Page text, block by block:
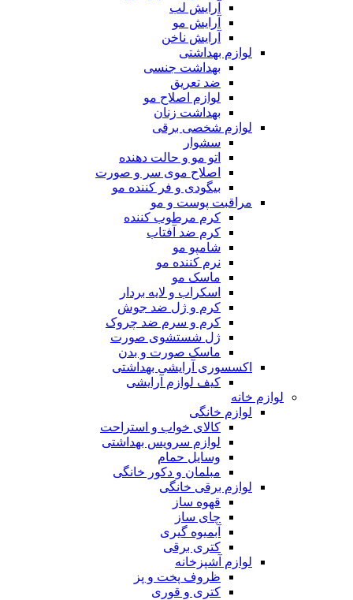
آرایش لب
آرایش مو
آرایش ناخن
لوازم بهداشتی
بهداشت جنسی
ضد تعریق
لوازم اصلاح مو
بهداشت زنان
لوازم شخصی برقی
سشوار
اتو مو و حالت دهنده
اصلاح موی سر و صورت
بیگودی و فر کننده مو
مراقبت پوست و مو
کرم مرطوب کننده
کرم ضد آفتاب
شامپو مو
نرم کننده مو
ماسک مو
اسکراب و لایه بردار
کرم و ژل ضد جوش
کرم و سرم ضد چروک
ژل شستشوی صورت
ماسک صورت و بدن
اکسسوری آرایشی بهداشتی
کیف لوازم آرایشی
لوازم خانه
لوازم خانگی
کالای خواب و استراحت
لوازم سرویس بهداشتی
وسایل حمام
مبلمان و دکور خانگی
لوازم برقی خانگی
قهوه ساز
چای ساز
آبمیوه گیری
کتری برقی
لوازم آشپزخانه
ظروف پخت و پز
کتری و قوری